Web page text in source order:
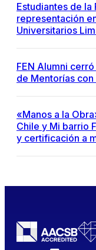
Estudiantes de la
representación
Universitarios
FEN Alumni
de Mentorías
«Manos a la
Chile y Mi barrio
y certificación a